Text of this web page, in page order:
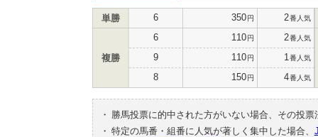
単勝 6 350円 2番人気
複勝
6 110円 2番人気
9 110円 1 番人気
8 150円 4番人気
・
勝馬投票に的中された方がいない場合、その投
・ 特定の馬番・組番に人気が著しく集中した場合、